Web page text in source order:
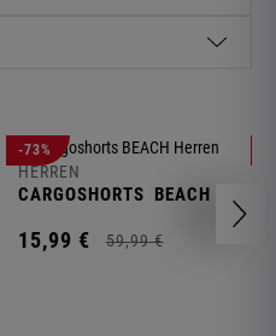
-73%
HERREN
CARGOSHORTS BEACH
15,99 € 59,99 €